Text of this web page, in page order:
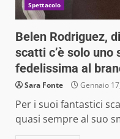
Spettacolo
Belen Rodriguez,
scatti c’è solo
fedelissima al
Sara Fonte Gennaio
Per i suoi fantastici
quasi sempre al suo